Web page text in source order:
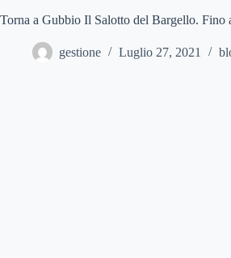
Torna a Gubbio Il Salotto del Bargello. Fino
gestione Luglio 27, 2021